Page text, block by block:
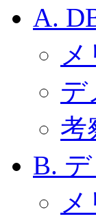
A.
デ
考
B.
メ